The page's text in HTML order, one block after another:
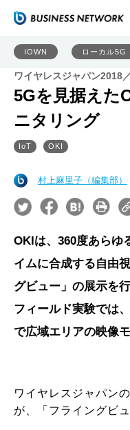
IOWN ローカル5G
ワイヤレスジャパン2018
5Gを見据えた
ニタリング
IoT OKI
村上麻里子（編集部）
OKIは、360度あらゆ
イムに合成する自由
グビュー」の展示を
フィールド実験では
で広域エリアの映像
ワイヤレスジャパン
が、「フライングビ